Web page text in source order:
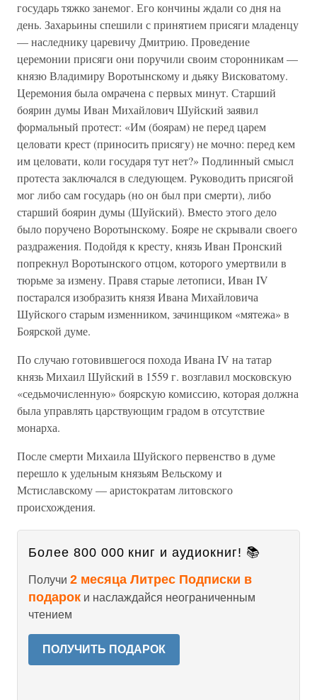
государь тяжко занемог. Его кончины ждали со дня на
день. Захарьины спешили с принятием присяги младенцу
— наследнику царевичу Дмитрию. Проведение
церемонии присяги они поручили своим сторонникам —
князю Владимиру Воротынскому и дьяку Висковатому.
Церемония была омрачена с первых минут. Старший
боярин думы Иван Михайлович Шуйский заявил
формальный протест: «Им (боярам) не перед царем
целовати крест (приносить присягу) не мочно: перед кем
им целовати, коли государя тут нет?» Подлинный смысл
протеста заключался в следующем. Руководить присягой
мог либо сам государь (но он был при смерти), либо
старший боярин думы (Шуйский). Вместо этого дело
было поручено Воротынскому. Бояре не скрывали своего
раздражения. Подойдя к кресту, князь Иван Пронский
попрекнул Воротынского отцом, которого умертвили в
тюрьме за измену. Правя старые летописи, Иван IV
постарался изобразить князя Ивана Михайловича
Шуйского старым изменником, зачинщиком «мятежа» в
Боярской думе.
По случаю готовившегося похода Ивана IV на татар
князь Михаил Шуйский в 1559 г. возглавил московскую
«седьмочисленную» боярскую комиссию, которая должна
была управлять царствующим градом в отсутствие
монарха.
После смерти Михаила Шуйского первенство в думе
перешло к удельным князьям Вельскому и
Мстиславскому — аристократам литовского
происхождения.
Более 800 000 книг и аудиокниг! 📚
Получи 2 месяца Литрес Подписки в
подарок и наслаждайся неограниченным
чтением
ПОЛУЧИТЬ ПОДАРОК